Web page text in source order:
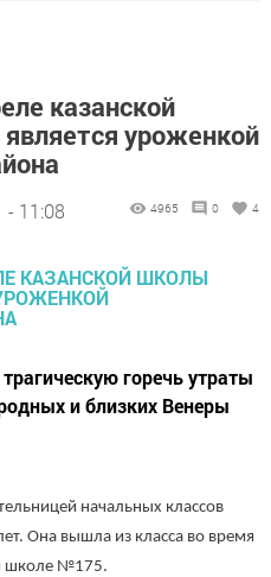
казанской
уроженкой
- 11:08 4965 0 4
горечь утраты
и близких Венеры
начальных классов
Она вышла из класса во время
школе №175.